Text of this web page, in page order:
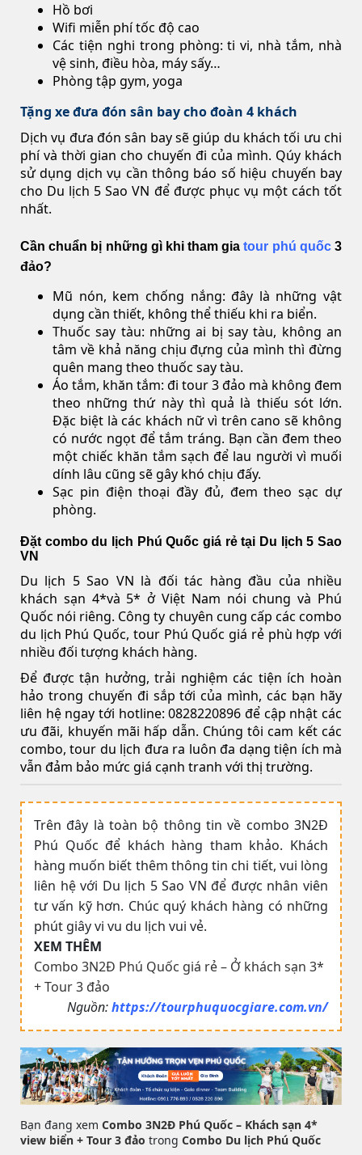
Hồ bơi
Wifi miễn phí tốc độ cao
Các tiện nghi trong phòng: ti vi, nhà tắm, nhà
vệ sinh, điều hòa, máy sấy…
Phòng tập gym, yoga
Tặng xe đưa đón sân bay cho đoàn 4 khách
Dịch vụ đưa đón sân bay sẽ giúp du khách tối ưu chi
phí và thời gian cho chuyến đi của mình. Qúy khách
sử dụng dịch vụ cần thông báo số hiệu chuyến bay
cho Du lịch 5 Sao VN để được phục vụ một cách tốt
nhất.
Cần chuẩn bị những gì khi tham giatour phú quốc3
đảo?
Mũ nón, kem chống nắng: đây là những vật
dụng cần thiết, không thể thiếu khi ra biển.
Thuốc say tàu: những ai bị say tàu, không an
tâm về khả năng chịu đựng của mình thì đừng
quên mang theo thuốc say tàu.
Áo tắm, khăn tắm: đi tour 3 đảo mà không đem
theo những thứ này thì quả là thiếu sót lớn.
Đặc biệt là các khách nữ vì trên cano sẽ không
có nước ngọt để tắm tráng. Bạn cần đem theo
một chiếc khăn tắm sạch để lau người vì muối
dính lâu cũng sẽ gây khó chịu đấy.
Sạc pin điện thoại đầy đủ, đem theo sạc dự
phòng.
Đặt combo du lịch Phú Quốc giá rẻ tại Du lịch 5 Sao
VN
Du lịch 5 Sao VN là đối tác hàng đầu của nhiều
khách sạn 4*và 5* ở Việt Nam nói chung và Phú
Quốc nói riêng. Công ty chuyên cung cấp các combo
du lịch Phú Quốc, tour Phú Quốc giá rẻ phù hợp với
nhiều đối tượng khách hàng.
Để được tận hưởng, trải nghiệm các tiện ích hoàn
hảo trong chuyến đi sắp tới của mình, các bạn hãy
liên hệ ngay tới hotline: 0828220896 để cập nhật các
ưu đãi, khuyến mãi hấp dẫn. Chúng tôi cam kết các
combo, tour du lịch đưa ra luôn đa dạng tiện ích mà
vẫn đảm bảo mức giá cạnh tranh với thị trường.
Trên đây là toàn bộ thông tin về combo 3N2Đ
Phú Quốc để khách hàng tham khảo. Khách
hàng muốn biết thêm thông tin chi tiết, vui lòng
liên hệ với Du lịch 5 Sao VN để được nhân viên
tư vấn kỹ hơn. Chúc quý khách hàng có những
phút giây vi vu du lịch vui vẻ.
XEM THÊM
Combo 3N2Đ Phú Quốc giá rẻ – Ở khách sạn 3*
+ Tour 3 đảo
Nguồn:https://tourphuquocgiare.com.vn/
Bạn đang xem Combo 3N2Đ Phú Quốc – Khách sạn 4*
view biển + Tour 3 đảo trong Combo Du lịch Phú Quốc